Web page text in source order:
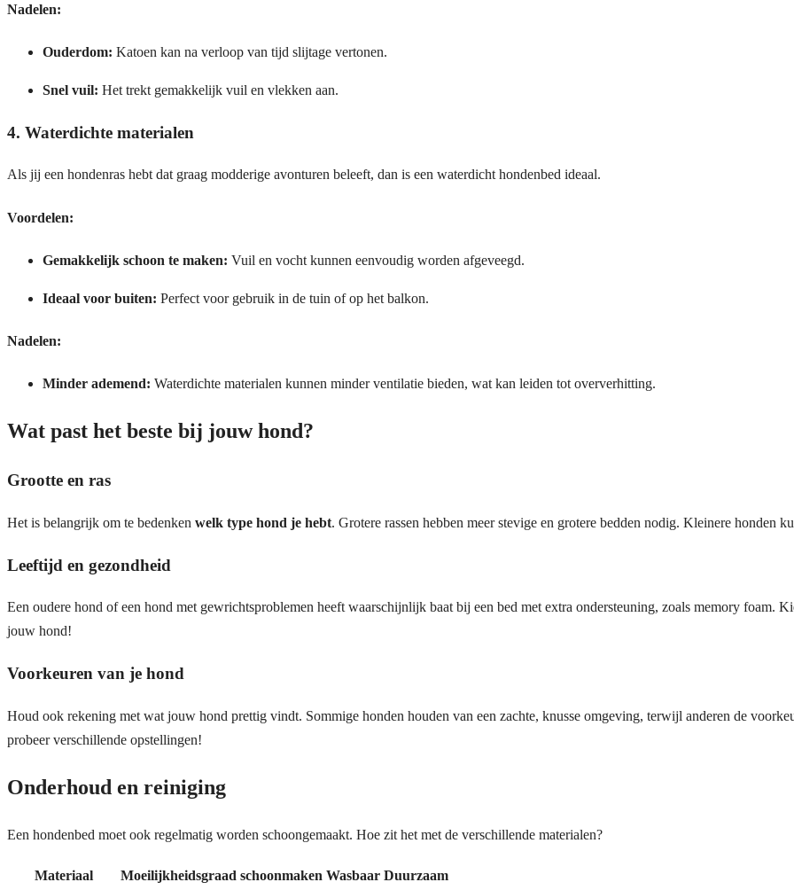
Nadelen:
Ouderdom: Katoen kan na verloop van tijd slijtage vertonen.
Snel vuil: Het trekt gemakkelijk vuil en vlekken aan.
4. Waterdichte materialen
Als jij een hondenras hebt dat graag modderige avonturen beleeft, dan is een waterdicht hondenbed ideaal.
Voordelen:
Gemakkelijk schoon te maken: Vuil en vocht kunnen eenvoudig worden afgeveegd.
Ideaal voor buiten: Perfect voor gebruik in de tuin of op het balkon.
Nadelen:
Minder ademend: Waterdichte materialen kunnen minder ventilatie bieden, wat kan leiden tot oververhitting.
Wat past het beste bij jouw hond?
Grootte en ras
Het is belangrijk om te bedenken welk type hond je hebt. Grotere rassen hebben meer stevige en grotere bedden nodig. Kleinere honden
Leeftijd en gezondheid
Een oudere hond of een hond met gewrichtsproblemen heeft waarschijnlijk baat bij een bed met extra ondersteuning, zoals memory foam.
jouw hond!
Voorkeuren van je hond
Houd ook rekening met wat jouw hond prettig vindt. Sommige honden houden van een zachte, knusse omgeving, terwijl anderen de
probeer verschillende opstellingen!
Onderhoud en reiniging
Een hondenbed moet ook regelmatig worden schoongemaakt. Hoe zit het met de verschillende materialen?
Materiaal Moeilijkheidsgraad schoonmaken Wasbaar Duurzaam